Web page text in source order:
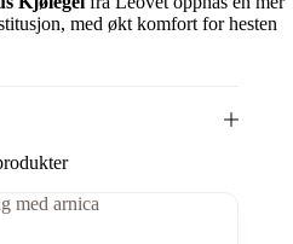
med økt komfort for hesten